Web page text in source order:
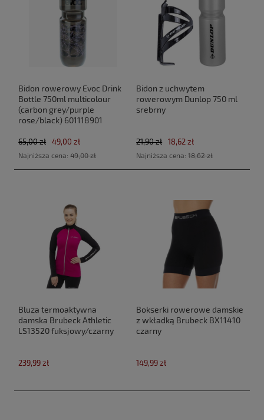
Bidon rowerowy Evoc Drink
Bottle 750ml multicolour
(carbon grey/purple
rose/black) 601118901
49,00 zł
65,00 zł
Najniższa cena:49,00 zł
Bidon z uchwytem
rowerowym Dunlop 750 ml
srebrny
18,62 zł
21,90 zł
Najniższa cena:18,62 zł
Bluza termoaktywna
damska Brubeck Athletic
LS13520 fuksjowy/czarny
239,99 zł
Bokserki rowerowe damskie
z wkładką Brubeck BX11410
czarny
149,99 zł